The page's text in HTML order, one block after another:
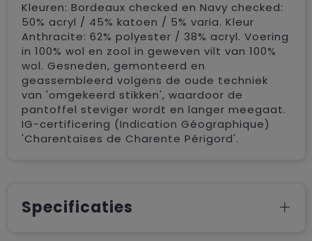
Kleuren: Bordeaux checked en Navy checked:
50% acryl / 45% katoen / 5% varia. Kleur
Anthracite: 62% polyester / 38% acryl. Voering
in 100% wol en zool in geweven vilt van 100%
wol. Gesneden, gemonteerd en
geassembleerd volgens de oude techniek
van 'omgekeerd stikken', waardoor de
pantoffel steviger wordt en langer meegaat.
IG-certificering (Indication Géographique)
'Charentaises de Charente Périgord'.
Specificaties